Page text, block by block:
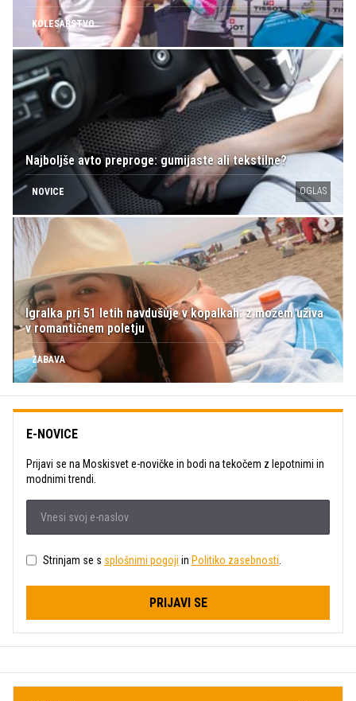
KOLESARSTVO
Najboljše avto preproge: gumijaste ali tekstilne?
NOVICE OGLAS
Igralka pri 51 letih navdušuje v kopalkah: z možem uživa
v romantičnem poletju
ZABAVA
E-NOVICE
Prijavi se na Moskisvet e-novičke in bodi na tekočem z lepotnimi in
modnimi trendi.
Strinjam se s splošnimi pogoji in Politiko zasebnosti
PRIJAVI SE